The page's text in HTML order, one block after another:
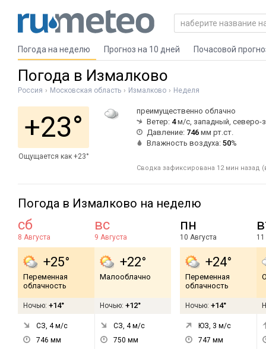
Погода на неделю Прогноз на 10 дней Почасовой
Погода в Измалково
Россия Московская область Измалково Неделя
+23°
Ощущается как +23°
преимущественно облачно
Ветер: 4м/с, западный, северо-
Давление: 746 мм рт.ст.
Влажность воздуха: 50%
Сводка зафиксирована 12 мин назад
Погода в Измалково на неделю
сб
8 Августа
+25°
Переменная
облачность
Ночью: +14°
СЗ, 4м/с
746 мм
вс
9 Августа
+22°
Малооблачно
Ночью: +12°
СЗ, 4м/с
750 мм
пн
10 Августа
+24°
Переменная
облачность
Ночью: +14°
ЮЗ, 3 м/с
747 мм
11